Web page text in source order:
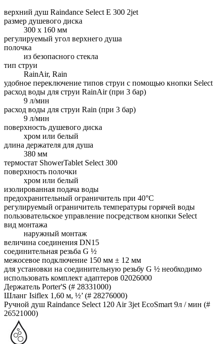
верхний душ Raindance Select E 300 2jet
размер душевого диска
300 x 160 мм
регулируемый угол верхнего душа
полочка
из безопасного стекла
тип струи
RainAir, Rain
удобное переключение типов струи с помощью кнопки Select
расход воды для струи RainAir (при 3 бар)
9 л/мин
расход воды для струи Rain (при 3 бар)
9 л/мин
поверхность душевого диска
хром или белый
длина держателя для душа
380 мм
термостат ShowerTablet Select 300
поверхность полочки
хром или белый
изолированная подача воды
предохранительный ограничитель при 40°C
регулируемый ограничитель температуры горячей воды
пользовательское управление посредством кнопки Select
вид монтажа
наружный монтаж
величина соединения DN15
соединительная резьба G ½
межосевое подключение 150 мм ± 12 мм
для установки на соединительную резьбу G ½ необходимо
использовать комплект адаптеров 02026000
Держатель Porter'S (# 28331000)
Шланг Isiflex 1,60 м, ½’ (# 28276000)
Ручной душ Raindance Select 120 Air 3jet EcoSmart 9л / мин (#
26521000)